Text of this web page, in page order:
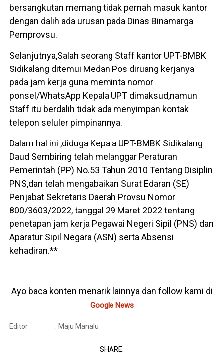
bersangkutan memang tidak pernah masuk kantor
dengan dalih ada urusan pada Dinas Binamarga
Pemprovsu.
Selanjutnya,Salah seorang Staff kantor UPT-BMBK
Sidikalang ditemui Medan Pos diruang kerjanya
pada jam kerja guna meminta nomor
ponsel/WhatsApp Kepala UPT dimaksud,namun
Staff itu berdalih tidak ada menyimpan kontak
telepon seluler pimpinannya.
Dalam hal ini ,diduga Kepala UPT-BMBK Sidikalang
Daud Sembiring telah melanggar Peraturan
Pemerintah (PP) No.53 Tahun 2010 Tentang Disiplin
PNS,dan telah mengabaikan Surat Edaran (SE)
Penjabat Sekretaris Daerah Provsu Nomor
800/3603/2022, tanggal 29 Maret 2022 tentang
penetapan jam kerja Pegawai Negeri Sipil (PNS) dan
Aparatur Sipil Negara (ASN) serta Absensi
kehadiran.**
Ayo baca konten menarik lainnya dan follow kami di
Google News
Editor : Maju Manalu
SHARE: